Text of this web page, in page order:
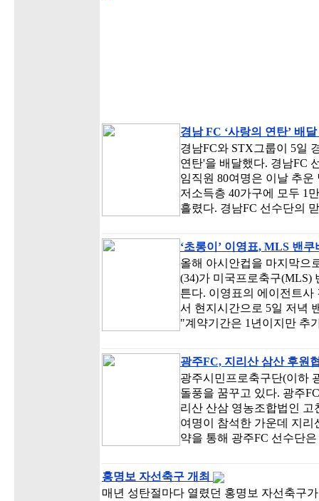
경남 FC ‘사랑의 연탄’ 배달
경남FC와 STX그룹이 5일
연탄'을 배달했다. 경남FC
임직원 80여명은 이날 추
저소득층 40가구에 모두 1
흘렸다. 경남FC 선수단의
‘초롱이’ 이영표, MLS 밴
올해 아시안컵을 마지막으
(34)가 미국프로축구(MLS)
튼다. 이영표의 에이전트
서 현지시간으로 5일 저녁
"계약기간은 1년이지만 추
광주FC, 지리산 삼산 후원
광주시민프로축구단(이하
돌풍을 꿈꾸고 있다. 광주
리산 산삼 영농조합법인 고
여명이 참석한 가운데 지
약을 통해 광주FC 선수단
홍명보 자선축구 개최
매년 성탄절마다 열렸던 홍명보 자선축구